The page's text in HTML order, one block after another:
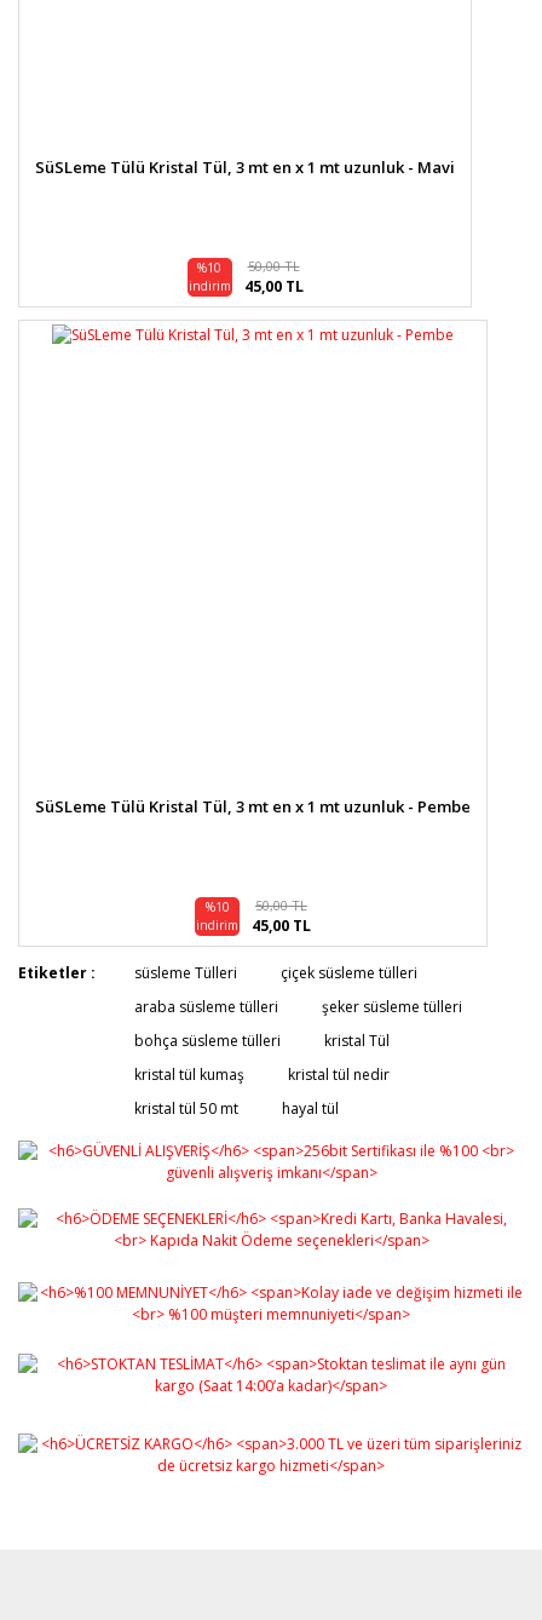
SüSLeme Tülü Kristal Tül, 3 mt en x 1 mt uzunluk - Mavi
%10
indirim
50,00 TL
45,00 TL
SüSLeme Tülü Kristal Tül, 3 mt en x 1 mt uzunluk - Pembe
%10
indirim
50,00 TL
45,00 TL
Etiketler : süsleme Tülleri
çiçek süsleme tülleri
araba süsleme tülleri
şeker süsleme tülleri
bohça süsleme tülleri
kristal Tül
kristal tül kumaş
kristal tül nedir
kristal tül 50 mt
hayal tül